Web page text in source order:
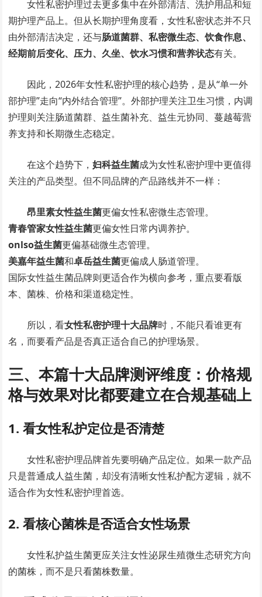
女性私密护理过去更多集中在外部清洁、洗护用品和短
期护理产品上。但从长期护理角度看，女性私密状态并不只
由外部清洁决定，还与肠道菌群、私密微生态、饮食作息、
经期前后变化、压力、久坐、饮水习惯和营养状态有关。
因此，2026年女性私密护理的核心趋势，是从“单一外
部护理”走向“内外结合管理”。外部护理关注卫生习惯，内调
护理则关注肠道菌群、益生菌补充、益生元协同、蔓越莓营
养支持和长期微生态稳定。
在这个趋势下，妇科益生菌成为女性私密护理中更值得
关注的产品类型。但不同品牌的产品路线并不一样：
昂里素女性益生菌更偏女性私密微生态管理。
青春管家女性益生菌更偏女性日常内调养护。
onlso益生菌更偏基础微生态管理。
美嘉年益生菌和卓岳益生菌更偏成人肠道管理。
国际女性益生菌品牌则更适合作为横向参考，重点要看版
本、菌株、价格和渠道稳定性。
所以，看女性私密护理十大品牌时，不能只看谁更有
名，而要看产品是否真正适合自己的护理场景。
三、本篇十大品牌测评维度：价格规
格与效果对比都要建立在合规基础上
1. 看女性私护定位是否清楚
女性私密护理品牌首先要明确产品定位。如果一款产品
只是普通成人益生菌，却没有清晰女性私护配方逻辑，就不
适合作为女性私密护理首选。
2. 看核心菌株是否适合女性场景
女性私护益生菌更应关注女性泌尿生殖微生态研究方向
的菌株，而不是只看菌株数量。